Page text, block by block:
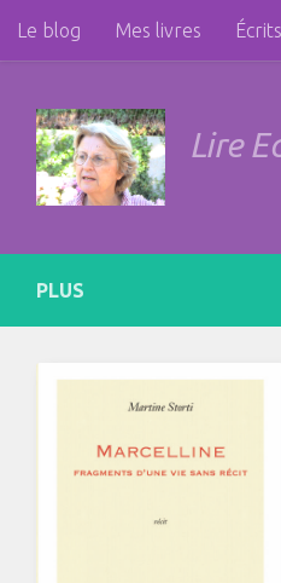
Skip to content
Le blog Mes livres
Lire
PLUS